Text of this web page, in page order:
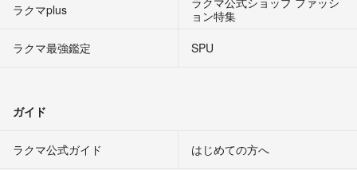
ラクマplus
ョン特集
ラクマ最強鑑定
SPU
ガイド
ラクマ公式ガイド はじめての方へ